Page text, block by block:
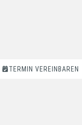
TERMIN VEREINBAREN